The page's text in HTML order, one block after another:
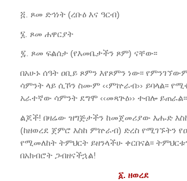
፭. ጾመ ድኅነት (ረቡዕ እና ዓርብ)
፮. ጾመ ሐዋርያት
፯. ጾመ ፍልሰታ (የእመቤታችን ጾም) ናቸው፡፡
በአሁኑ ሰዓት ዐቢይ ጾምን እየጾምን ነው፡፡
ሳምንት ላይ ሲኾን ስሙም ‹‹ምኵራብ›› ይባላል፡፡
አራተኛው ሳምንት ደግሞ ‹‹መጻጕዕ›› ተብሎ ይጠራል፡፡
ልጆች! በዛሬው ዝግጅታችን ከመጀመሪያው እሑድ
(ከዘወረደ ጀምሮ እስከ ምኵራብ) ድረስ የሚገኙትን
የሚመለከት ትምህርት ይዘንላችሁ ቀርበናል፡፡
በአክብሮት ጋብዘናችኋል!
፩. ዘወረደ